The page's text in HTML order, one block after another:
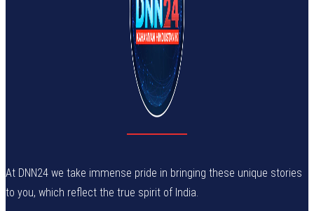
At DNN24 we take immense pride in bringing these unique stories
to you, which reflect the true spirit of India.